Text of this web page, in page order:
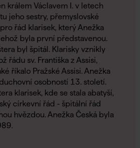
králem Václavem I. v letech
jeho sestry, přemyslovské
řád klarisek, který Anežka
byla první představenou.
byl špitál. Klarisky vznikly
řádu sv. Františka z Assisi,
říkalo Pražské Assisi. Anežka
osobností 13. století.
klarisek, kde se stala abatyší,
církevní řád - špitální řád
hvězdou. Anežka Česká byla